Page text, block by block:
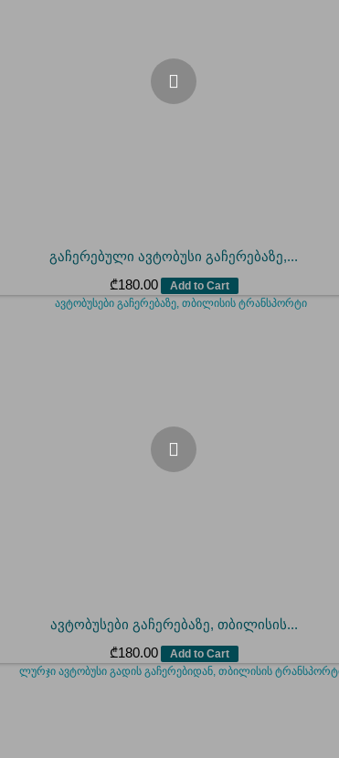
გაჩერებული ავტობუსი გაჩერებაზე,...
₾180.00 Add to Cart
ავტობუსები გაჩერებაზე, თბილისის...
₾180.00 Add to Cart